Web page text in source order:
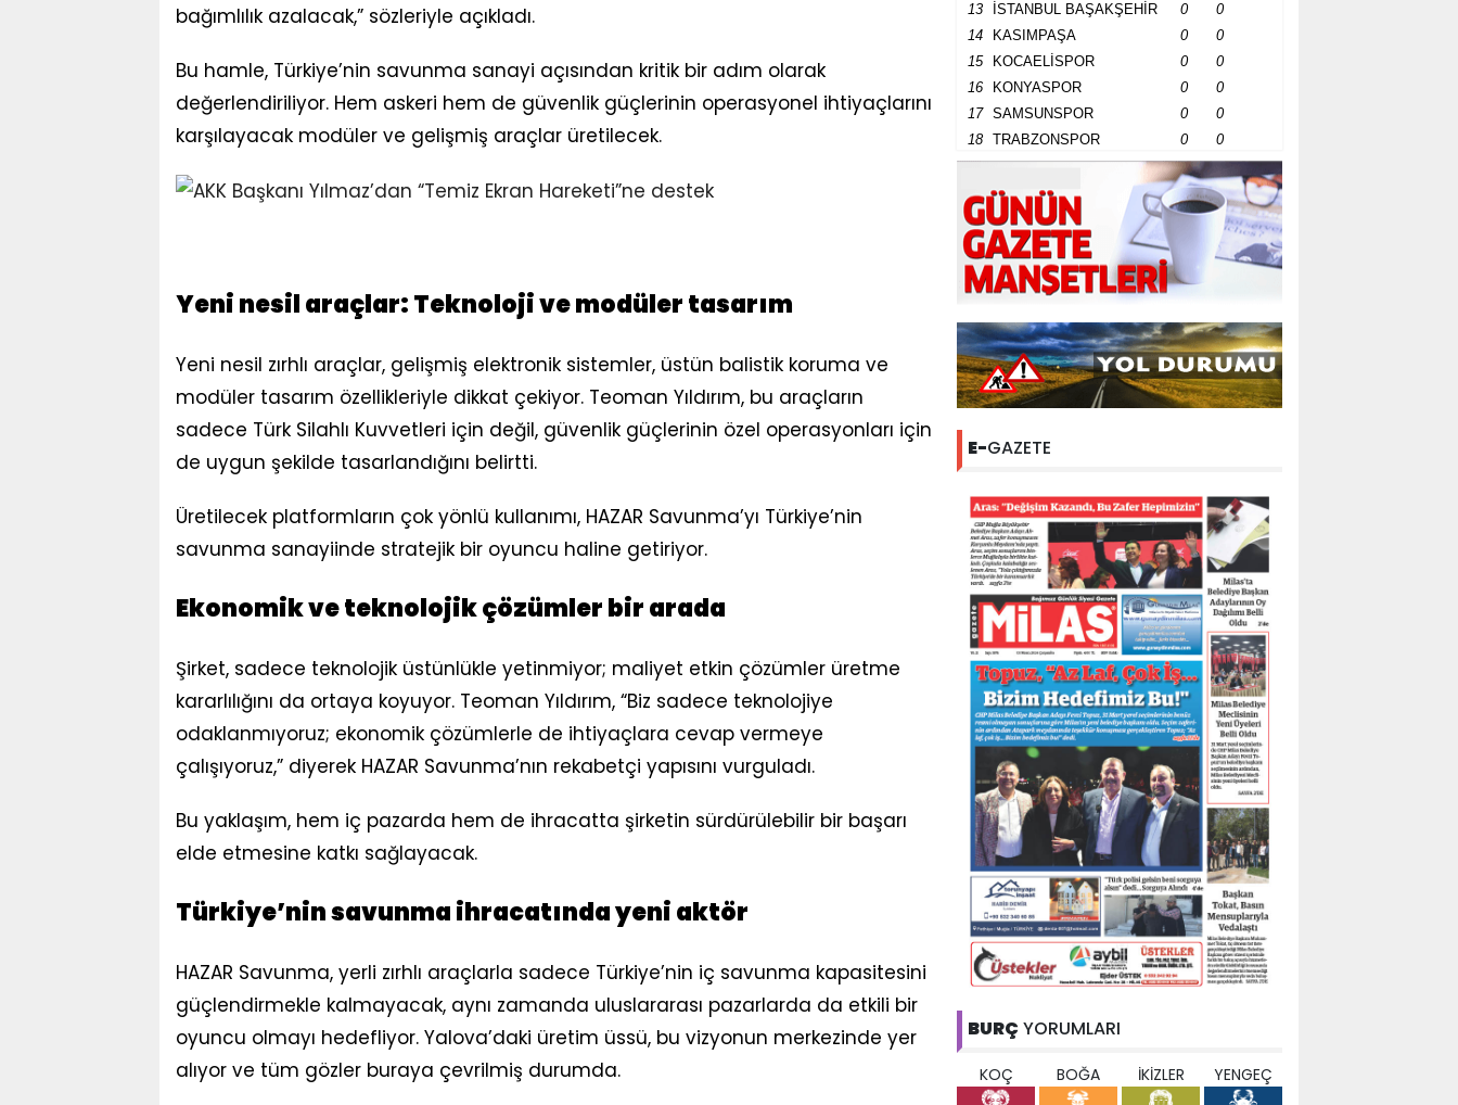
bağımlılık azalacak,” sözleriyle açıkladı.
Bu hamle, Türkiye’nin savunma sanayi açısından kritik bir adım olarak
değerlendiriliyor. Hem askeri hem de güvenlik güçlerinin operasyonel ihtiyaçlarını
karşılayacak modüler ve gelişmiş araçlar üretilecek.
Yeni nesil araçlar: Teknoloji ve modüler tasarım
Yeni nesil zırhlı araçlar, gelişmiş elektronik sistemler, üstün balistik koruma ve
modüler tasarım özellikleriyle dikkat çekiyor. Teoman Yıldırım, bu araçların
sadece Türk Silahlı Kuvvetleri için değil, güvenlik güçlerinin özel operasyonları için
de uygun şekilde tasarlandığını belirtti.
Üretilecek platformların çok yönlü kullanımı, HAZAR Savunma’yı Türkiye’nin
savunma sanayiinde stratejik bir oyuncu haline getiriyor.
Ekonomik ve teknolojik çözümler bir arada
Şirket, sadece teknolojik üstünlükle yetinmiyor; maliyet etkin çözümler üretme
kararlılığını da ortaya koyuyor. Teoman Yıldırım, “Biz sadece teknolojiye
odaklanmıyoruz; ekonomik çözümlerle de ihtiyaçlara cevap vermeye
çalışıyoruz,” diyerek HAZAR Savunma’nın rekabetçi yapısını vurguladı.
Bu yaklaşım, hem iç pazarda hem de ihracatta şirketin sürdürülebilir bir başarı
elde etmesine katkı sağlayacak.
Türkiye’nin savunma ihracatında yeni aktör
HAZAR Savunma, yerli zırhlı araçlarla sadece Türkiye’nin iç savunma kapasitesini
güçlendirmekle kalmayacak, aynı zamanda uluslararası pazarlarda da etkili bir
oyuncu olmayı hedefliyor. Yalova’daki üretim üssü, bu vizyonun merkezinde yer
alıyor ve tüm gözler buraya çevrilmiş durumda.
13
İSTANBUL BAŞAKŞEHİR 0
0
14
KASIMPAŞA 0
0
15
KOCAELİSPOR 0
0
16
KONYASPOR 0
0
17
SAMSUNSPOR 0
0
18
TRABZONSPOR 0 0
E-GAZETE
BURÇ YORUMLARI
KOÇ BOĞA İKİZLER YENGEÇ